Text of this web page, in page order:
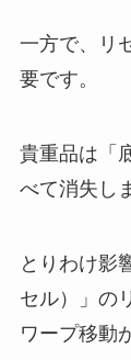
一方で、リ
要です。
貴重品は「
べて消失し
とりわけ影
セル）」の
ワープ移動